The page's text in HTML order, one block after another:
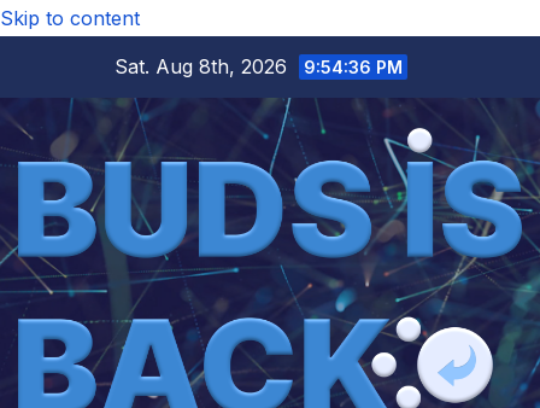
Skip to content
Sat. Aug 8th, 2026
9:54:38 PM